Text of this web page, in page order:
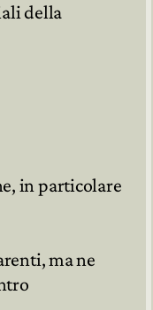
della
in particolare
ma ne